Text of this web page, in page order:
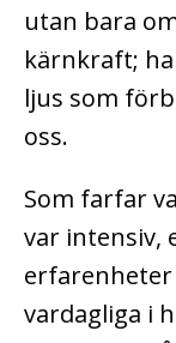
utan bara
kärnkraft;
ljus som
oss.
Som farfar
var intensiv,
vardagliga i